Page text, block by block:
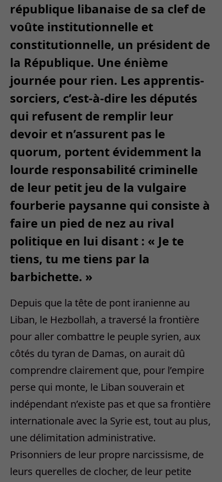
république libanaise de sa clef de
voûte institutionnelle et
constitutionnelle, un président de
la République. Une énième
journée pour rien. Les apprentis-
sorciers, c’est-à-dire les députés
qui refusent de remplir leur
devoir et n’assurent pas le
quorum, portent évidemment la
lourde responsabilité criminelle
de leur petit jeu de la vulgaire
fourberie paysanne qui consiste à
faire un pied de nez au rival
politique en lui disant : « Je te
tiens, tu me tiens par la
barbichette. »
Depuis que la tête de pont iranienne au
Liban, le Hezbollah, a traversé la frontière
pour aller combattre le peuple syrien, aux
côtés du tyran de Damas, on aurait dû
comprendre clairement que, pour l’empire
perse qui monte, le Liban souverain et
indépendant n’existe pas et que sa frontière
internationale avec la Syrie est, tout au plus,
une délimitation administrative.
Prisonniers de leur propre narcissisme, de
leurs querelles de clocher, de leur petite